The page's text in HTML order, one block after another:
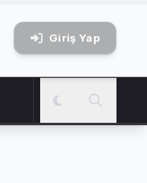
Giriş Yap